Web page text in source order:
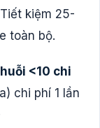
kiệm 25-
toàn bộ.
<10 chi
chi phí 1 lần